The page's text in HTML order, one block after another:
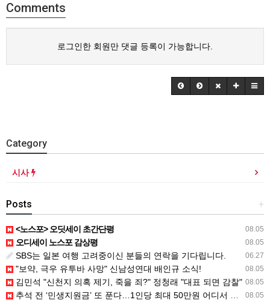
Comments
로그인한 회원만 댓글 등록이 가능합니다.
Category
시사
+
Posts
08.05
<노스포> 오딧세이 초간단평
08.05
오디세이 노스포 감상평
06.27
SBS는 일본 여행 고려중이신 분들의 연락을 기다립니다.
08.05
"보약, 극우 유투바 사망" 신남성연대 배인규 소식!
08.05
김민석 "신천지 의혹 제기, 죽을 죄?" 정청래 "대표 되면 감찰"
08.05
추석 전 ‘민생지원금’ 또 푼다…1인당 최대 50만원 어디서 받나